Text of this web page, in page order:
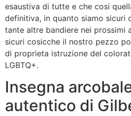
esaustiva di tutte e che cosi
definitiva, in quanto siamo sicuri
tante altre bandiere nei prossimi
sicuri cosicche il nostro pezzo
di proprieta istruzione del
LGBTQ+.
Insegna
autentico di